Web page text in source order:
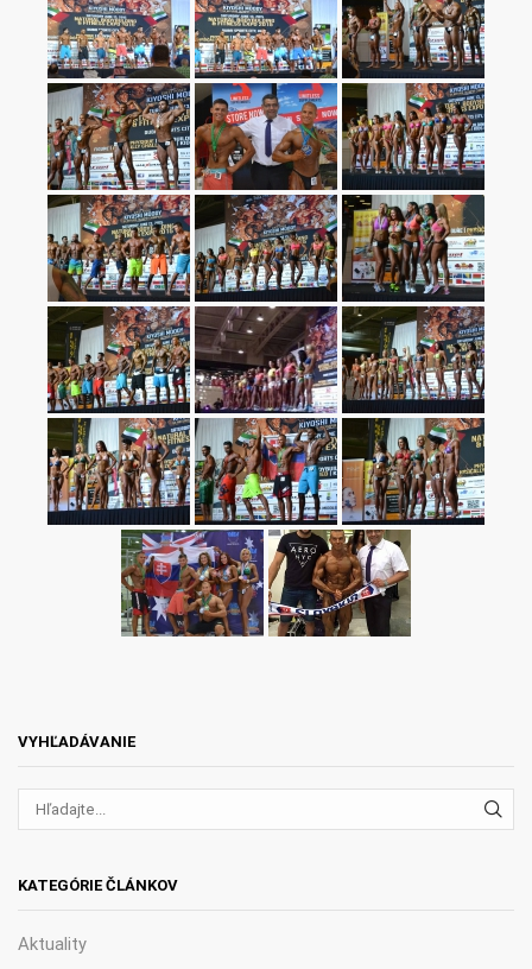
VYHĽADÁVANIE
KATEGÓRIE ČLÁNKOV
Aktuality